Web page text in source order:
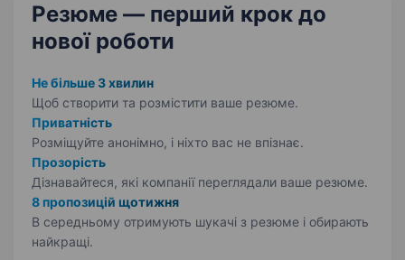
Резюме — перший крок до
нової роботи
Не більше 3 хвилин
Щоб створити та розмістити ваше резюме.
Приватність
Розміщуйте анонімно, і ніхто вас не впізнає.
Прозорість
Дізнавайтеся, які компанії переглядали ваше резюме.
8 пропозицій щотижня
В середньому отримують шукачі з резюме і обирають
найкращі.